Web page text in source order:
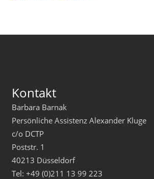
Kontakt
Barbara Barnak
Persönliche Assistenz Alexander Kluge
c/o DCTP
Poststr. 1
40213 Düsseldorf
Tel: +49 (0)211 13 99 223